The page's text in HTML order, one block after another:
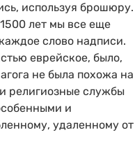
используя брошюру.
лет мы все еще
слово надписи.
еврейское, было,
не была похожа на
религиозные службы
и
удаленному от